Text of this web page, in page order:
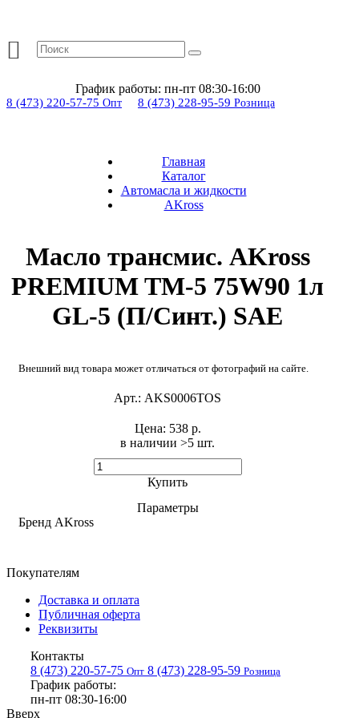
График работы: пн-пт 08:30-16:00
8 (473) 220-57-75 Опт 8 (473) 228-95-59 Розница
Главная
Каталог
Автомасла и жидкости
AKross
Масло трансмис. AKross
PREMIUM TM-5 75W90 1л
GL-5 (П/Синт.) SAE
Внешний вид товара может отличаться от фотографий на сайте.
Арт.: AKS0006TOS
в наличии >5 шт. ​
Цена: 538 р.
Купить
Параметры
Бренд AKross
Покупателям
Доставка и оплата
Публичная оферта
Реквизиты
Контакты
8 (473) 220-57-75 Опт 8 (473) 228-95-59 Розница
График работы:
пн-пт 08:30-16:00
Вверх